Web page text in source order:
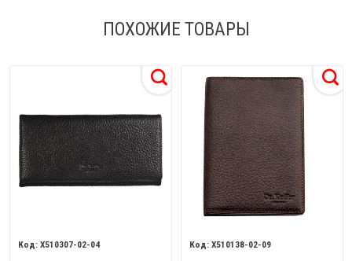
ПОХОЖИЕ ТОВАРЫ
X510307-02-04 X510138-02-09